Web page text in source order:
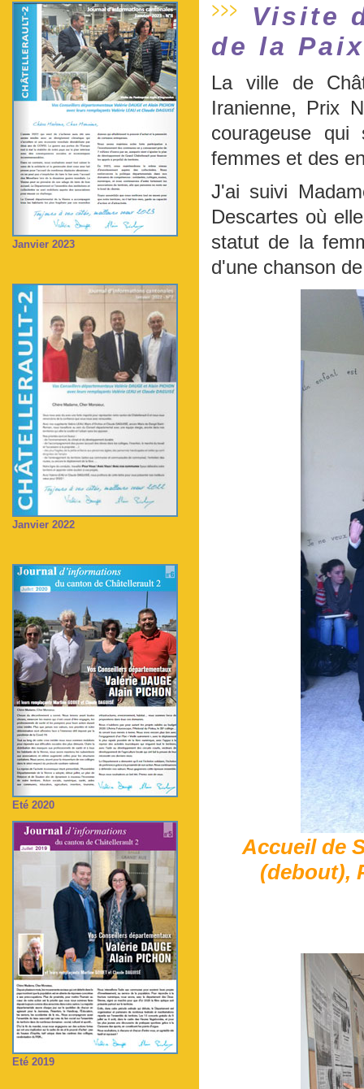
Janvier 2023
Janvier 2022
Eté 2020
Eté 2019
Visite
de la
La ville de
Iranienne, Prix
courageuse
femmes et des
J'ai suivi
Descartes où
statut de la
d'une chanson
Accueil de
(debout),